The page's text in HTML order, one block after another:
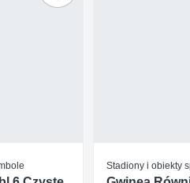
Stadiony i obiekty